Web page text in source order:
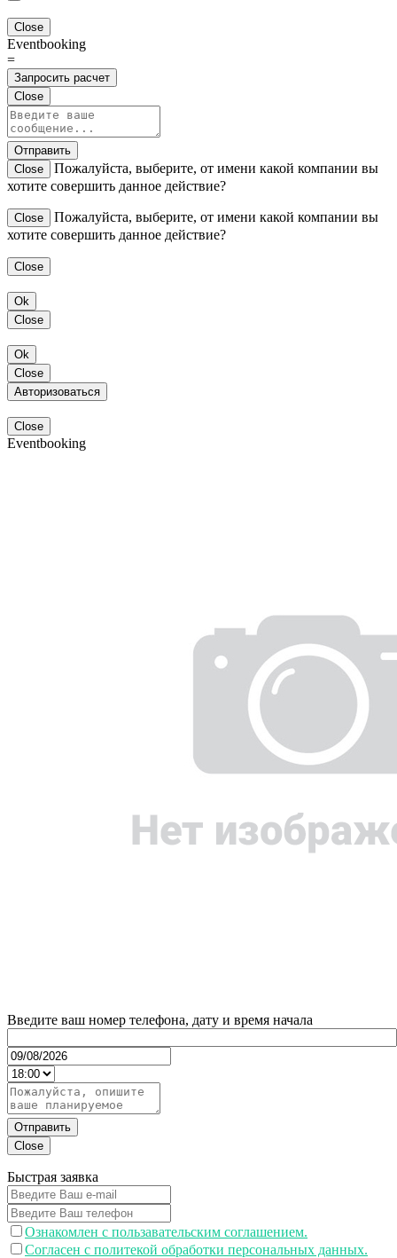
Close
Eventbooking
=
Запросить расчет
Close
Отправить
Close
Пожалуйста, выберите, от имени какой компании вы
хотите совершить данное действие?
Close
Пожалуйста, выберите, от имени какой компании вы
хотите совершить данное действие?
Close
Ok
Close
Ok
Close
Авторизоваться
Close
Eventbooking
Введите ваш номер телефона, дату и время начала
Отправить
Close
Быстрая заявка
Ознакомлен с пользавательским соглашением.
Согласен с политекой обработки персональных данных.